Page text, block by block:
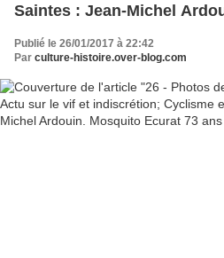
Saintes : Jean-Michel
Publié le 26/01/2017 à 22:42
Par culture-histoire.over-blog.com